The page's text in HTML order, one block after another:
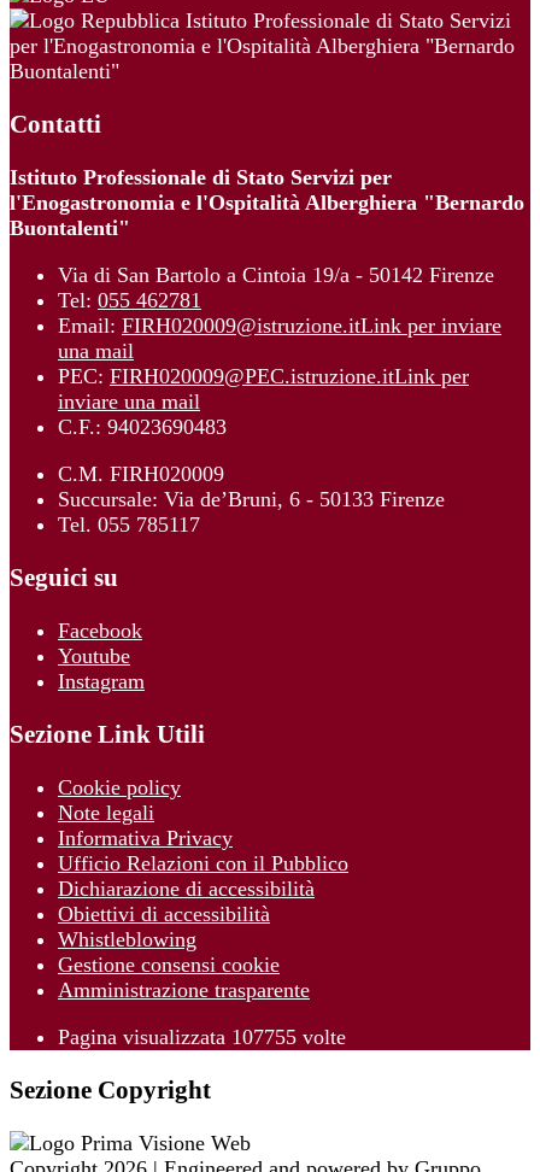
Istituto Professionale di Stato Servizi
per l'Enogastronomia e l'Ospitalità Alberghiera "Bernardo
Buontalenti"
Contatti
Istituto Professionale di Stato Servizi per
l'Enogastronomia e l'Ospitalità Alberghiera "Bernardo
Buontalenti"
Via di San Bartolo a Cintoia 19/a - 50142 Firenze
Tel: 055 462781
Email: FIRH020009@istruzione.itLink per inviare
una mail
PEC: FIRH020009@PEC.istruzione.itLink per
inviare una mail
C.F.: 94023690483
C.M. FIRH020009
Succursale: Via de’Bruni, 6 - 50133 Firenze
Tel. 055 785117
Seguici su
Facebook
Youtube
Instagram
Sezione Link Utili
Cookie policy
Note legali
Informativa Privacy
Ufficio Relazioni con il Pubblico
Dichiarazione di accessibilità
Obiettivi di accessibilità
Whistleblowing
Gestione consensi cookie
Amministrazione trasparente
Pagina visualizzata 107755 volte
Sezione Copyright